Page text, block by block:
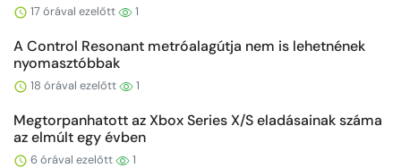
17 órával ezelőtt 1
A Control Resonant metróalagútja nem is lehetnének
nyomasztóbbak
18 órával ezelőtt 1
Megtorpanhatott az Xbox Series X/S eladásainak száma
az elmúlt egy évben
6 órával ezelőtt 1